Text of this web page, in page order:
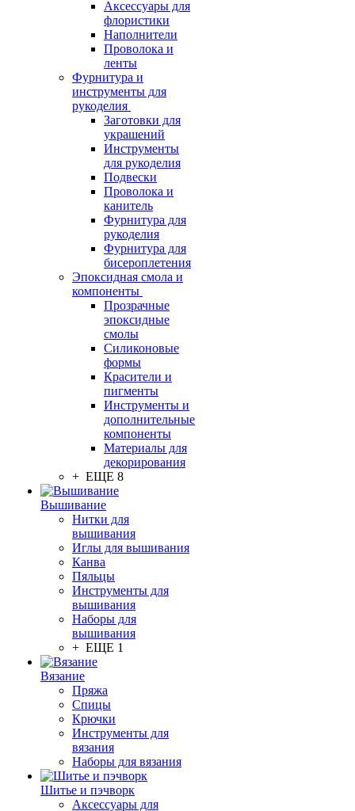
Аксессуары для
флористики
Наполнители
Проволока и
ленты
Фурнитура и
инструменты для
рукоделия
Заготовки для
украшений
Инструменты
для рукоделия
Подвески
Проволока и
канитель
Фурнитура для
рукоделия
Фурнитура для
бисероплетения
Эпоксидная смола и
компоненты
Прозрачные
эпоксидные
смолы
Силиконовые
формы
Красители и
пигменты
Инструменты и
дополнительные
компоненты
Материалы для
декорирования
+ ЕЩЕ 8
Вышивание
Нитки для
вышивания
Иглы для вышивания
Канва
Пяльцы
Инструменты для
вышивания
Наборы для
вышивания
+ ЕЩЕ 1
Вязание
Пряжа
Спицы
Крючки
Инструменты для
вязания
Наборы для вязания
Шитье и пэчворк
Аксессуары для